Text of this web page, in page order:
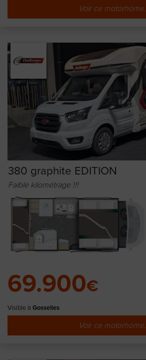
Voir ce motorhome.
380 graphite EDITION
Faible kilométrage !!!
69.900€
Visible à Gosselies
Voir ce motorhome.